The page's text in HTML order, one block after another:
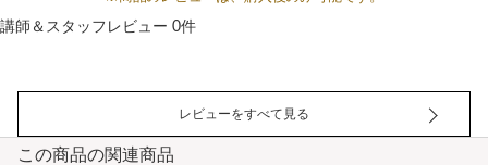
講師＆スタッフレビュー 0件
レビューをすべて見る
この商品の関連商品